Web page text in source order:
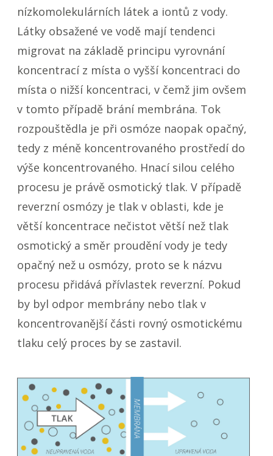
nízkomolekulárních látek a iontů z vody.
Látky obsažené ve vodě mají tendenci
migrovat na základě principu vyrovnání
koncentrací z místa o vyšší koncentraci do
místa o nižší koncentraci, v čemž jim ovšem
v tomto případě brání membrána. Tok
rozpouštědla je při osmóze naopak opačný,
tedy z méně koncentrovaného prostředí do
výše koncentrovaného. Hnací silou celého
procesu je právě osmotický tlak. V případě
reverzní osmózy je tlak v oblasti, kde je
větší koncentrace nečistot větší než tlak
osmotický a směr proudění vody je tedy
opačný než u osmózy, proto se k názvu
procesu přidává přívlastek reverzní. Pokud
by byl odpor membrány nebo tlak v
koncentrovanější části rovný osmotickému
tlaku celý proces by se zastavil.